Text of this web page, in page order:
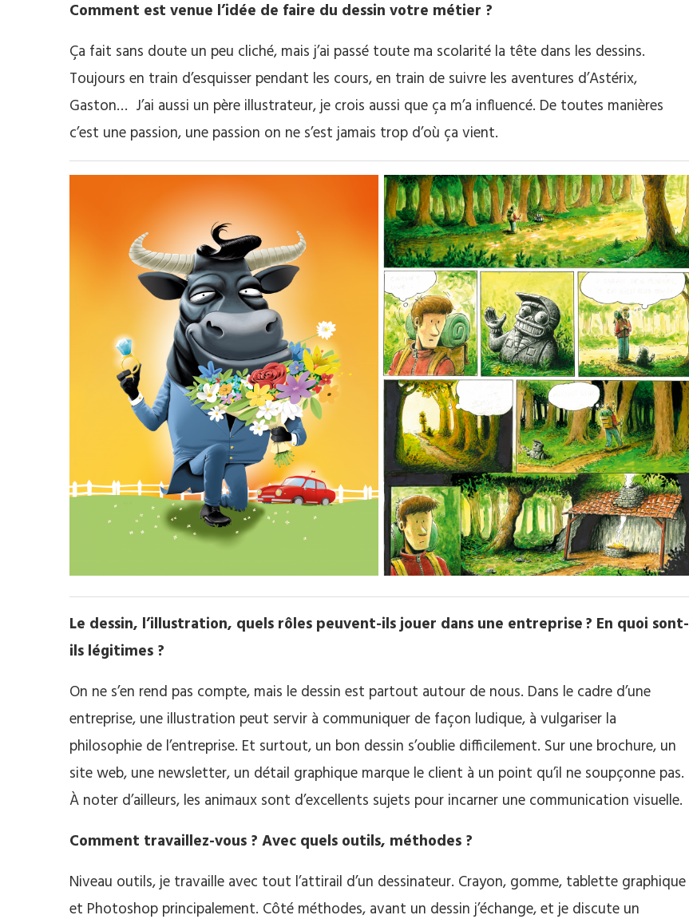
Comment est venue l’idée de faire du dessin votre métier ?
Ça fait sans doute un peu cliché, mais j’ai passé toute ma scolarité la tête dans les dessins.
Toujours en train d’esquisser pendant les cours, en train de suivre les aventures d’Astérix,
Gaston… J’ai aussi un père illustrateur, je crois aussi que ça m’a influencé. De toutes manières
c’est une passion, une passion on ne s’est jamais trop d’où ça vient.
Le dessin, l’illustration, quels rôles peuvent-ils jouer dans une entreprise ? En quoi sont-
ils légitimes ?
On ne s’en rend pas compte, mais le dessin est partout autour de nous. Dans le cadre d’une
entreprise, une illustration peut servir à communiquer de façon ludique, à vulgariser la
philosophie de l’entreprise. Et surtout, un bon dessin s’oublie difficilement. Sur une brochure, un
site web, une newsletter, un détail graphique marque le client à un point qu’il ne soupçonne pas.
À noter d’ailleurs, les animaux sont d’excellents sujets pour incarner une communication visuelle.
Comment travaillez-vous ? Avec quels outils, méthodes ?
Niveau outils, je travaille avec tout l’attirail d’un dessinateur. Crayon, gomme, tablette graphique
et Photoshop principalement. Côté méthodes, avant un dessin j’échange, et je discute un